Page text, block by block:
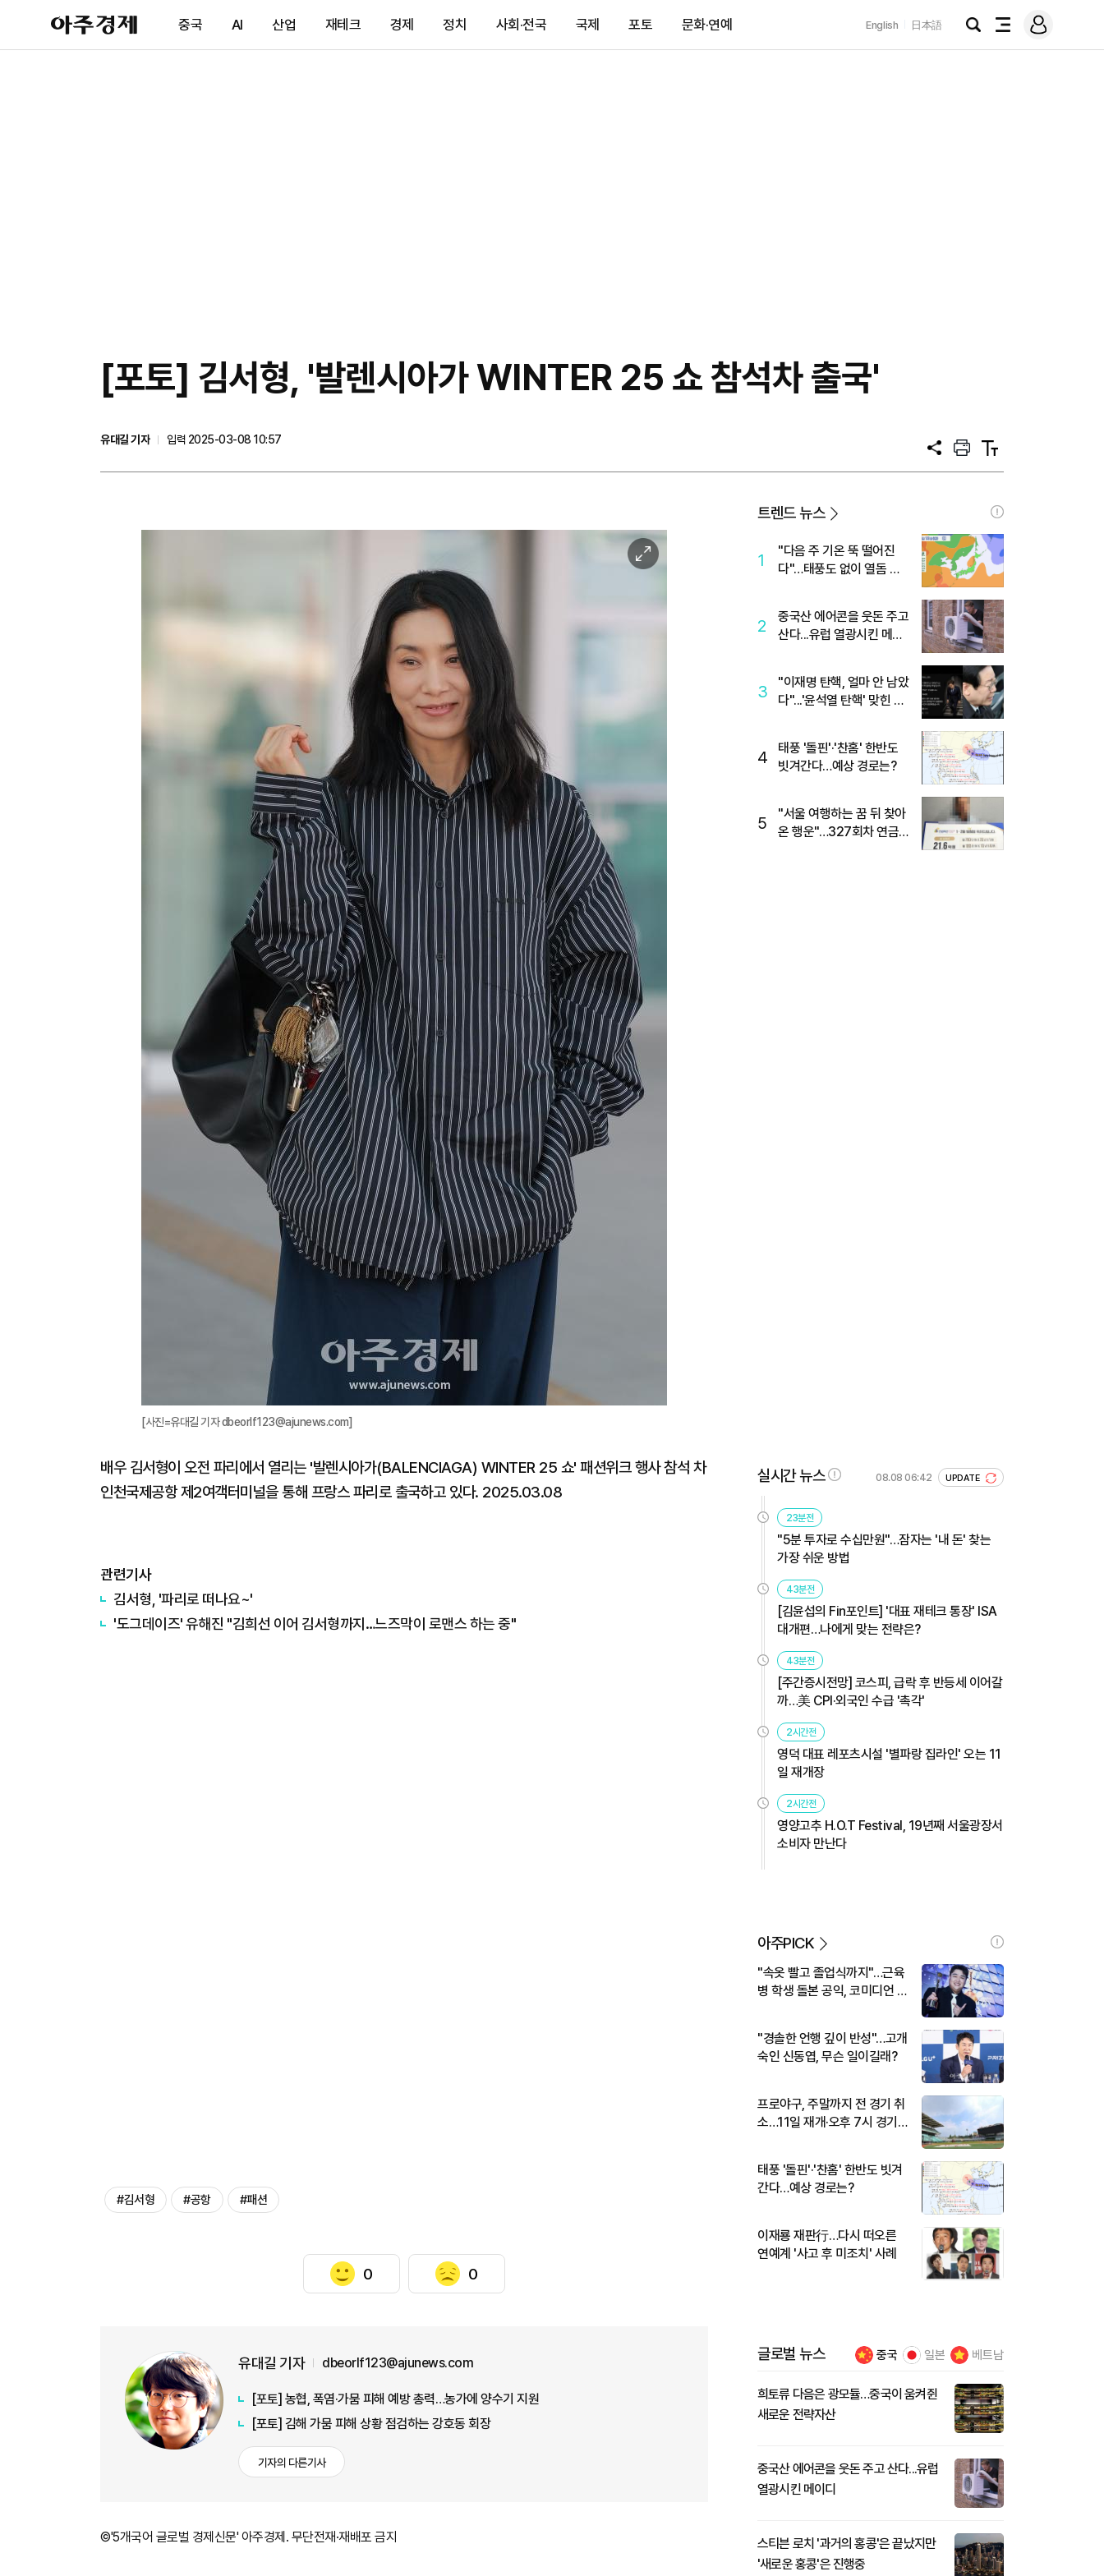
아
주
제
중국 AI 산업 재테크 경제 정치 사회·전국 국제 포토 문화·연예 English 日本語
검
전
메
그
[포토] 김서형, '발렌시아가 WINTER 25 쇼 참석차 출국'
유대길 기자
입력 2025-03-08 10:57
공
프
트
텍
트
이
미
[사진=유대길 기자 dbeorlf123@ajunews.com]
배우 김서형이 오전 파리에서 열리는 '발렌시아가(BALENCIAGA) WINTER 25 쇼' 패션위크 행사 참석 차
인천국제공항 제2여객터미널을 통해 프랑스 파리로 출국하고 있다. 2025.03.08
관련기사
김서형, '파리로 떠나요~'
'도그데이즈' 유해진 "김희선 이어 김서형까지…느즈막이 로맨스 하는 중"
#김서형 #공항 #패션
0 0
유대길 기자 dbeorlf123@ajunews.com
[포토] 농협, 폭염·가뭄 피해 예방 총력…농가에 양수기 지원
[포토] 김해 가뭄 피해 상황 점검하는 강호동 회장
기자의 다른기사
©'5개국어 글로벌 경제신문' 아주경제. 무단전재·재배포 금지
트렌드 뉴스
1
"다음 주 기온 뚝 떨어진
다"…태풍도 없이 열돔 박
2
중국산 에어콘을 웃돈 주고
산다...유럽 열광시킨 메이
3
"이재명 탄핵, 얼마 안 남았
다"...'윤석열 탄핵' 맞힌 무
4
태풍 '돌핀'·'찬홈' 한반도
빗겨간다…예상 경로는?
5
"서울 여행하는 꿈 뒤 찾아
온 행운"…327회차 연금
실시간 뉴스 08.08 06:42 UPDATE
23분전
"5분 투자로 수십만원"…잠자는 '내 돈' 찾는
가장 쉬운 방법
43분전
[김윤섭의 Fin포인트] '대표 재테크 통장' ISA
대개편…나에게 맞는 전략은?
43분전
[주간증시전망] 코스피, 급락 후 반등세 이어갈
까…美 CPI·외국인 수급 '촉각'
2시간전
영덕 대표 레포츠시설 '별파랑 집라인' 오는 11
일 재개장
2시간전
영양고추 H.O.T Festival, 19년째 서울광장서
소비자 만난다
아주PICK
"속옷 빨고 졸업식까지"…근육
병 학생 돌본 공익, 코미디언 김
"경솔한 언행 깊이 반성"…고개
숙인 신동엽, 무슨 일이길래?
프로야구, 주말까지 전 경기 취
소…11일 재개·오후 7시 경기
태풍 '돌핀'·'찬홈' 한반도 빗겨
간다…예상 경로는?
이재룡 재판行…다시 떠오른
연예계 '사고 후 미조치' 사례
글로벌 뉴스 중국 일본 베트남
희토류 다음은 광모듈…중국이 움켜쥔
새로운 전략자산
중국산 에어콘을 웃돈 주고 산다...유럽
열광시킨 메이디
스티븐 로치 '과거의 홍콩'은 끝났지만
'새로운 홍콩'은 진행중